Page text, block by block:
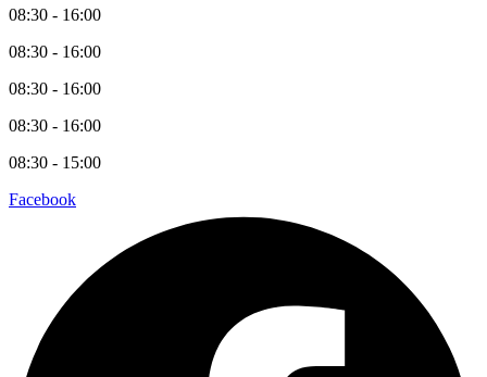
08:30 - 16:00
08:30 - 16:00
08:30 - 16:00
08:30 - 16:00
08:30 - 15:00
Facebook